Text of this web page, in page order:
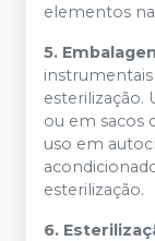
elementos na
5.
esterilização.
ou em sacos
uso em
esterilização.
6.